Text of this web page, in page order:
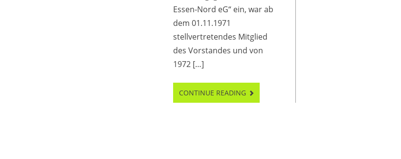
Essen-Nord eG“ ein, war ab
dem 01.11.1971
stellvertretendes Mitglied
des Vorstandes und von
1972 […]
CONTINUE READING